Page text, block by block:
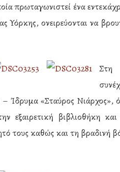
πρωταγωνιστεί ένα
Υόρκης, ονειρεύονται να
Στη
Ίδρυμα «Σταύρος Νιάρχος»,
εξαιρετική βιβλιοθήκη και
τους καθώς και τη βραδινή